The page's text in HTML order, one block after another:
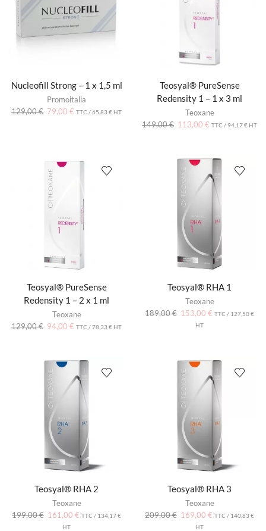
Nucleofill Strong – 1 x 1,5 ml
Promoitalia
129,00€ 79,00 € TTC /65,83€ HT
Teosyal® PureSense
Redensity 1 – 1 x 3 ml
Teoxane
149,00€ 113,00 € TTC / 94,17€ HT
Teosyal® PureSense
Redensity 1 – 2 x 1 ml
Teoxane
129,00€ 94,00 € TTC /78,33€ HT
Teosyal® RHA 1
Teoxane
189,00€ 153,00 € TTC / 127,50€
HT
Teosyal® RHA 2
Teoxane
199,00€ 161,00 € TTC / 134,17€
HT
Teosyal® RHA 3
Teoxane
209,00€ 169,00 € TTC / 140,83€
HT